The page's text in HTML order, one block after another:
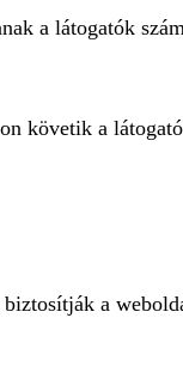
a látogatók
követik a
a